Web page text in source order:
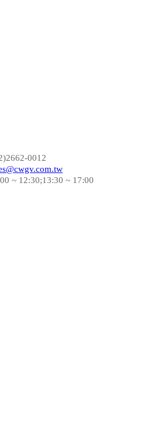
0012
~ 12:30;13:30 ~ 17:00